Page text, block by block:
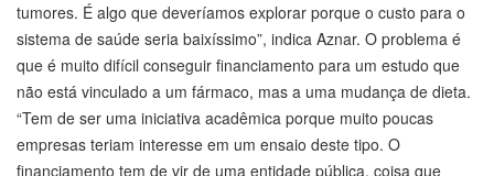
tumores. É algo que deveríamos explorar porque o custo para o
sistema de saúde seria baixíssimo”, indica Aznar. O problema é
que é muito difícil conseguir financiamento para um estudo que
não está vinculado a um fármaco, mas a uma mudança de dieta.
“Tem de ser uma iniciativa acadêmica porque muito poucas
empresas teriam interesse em um ensaio deste tipo. O
financiamento tem de vir de uma entidade pública, coisa que